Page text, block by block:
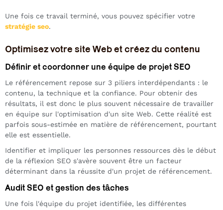
Une fois ce travail terminé, vous pouvez spécifier votre
stratégie seo.
Optimisez votre site Web et créez du contenu
Définir et coordonner une équipe de projet SEO
Le référencement repose sur 3 piliers interdépendants : le
contenu, la technique et la confiance. Pour obtenir des
résultats, il est donc le plus souvent nécessaire de travailler
en équipe sur l'optimisation d'un site Web. Cette réalité est
parfois sous-estimée en matière de référencement, pourtant
elle est essentielle.
Identifier et impliquer les personnes ressources dès le début
de la réflexion SEO s'avère souvent être un facteur
déterminant dans la réussite d'un projet de référencement.
Audit SEO et gestion des tâches
Une fois l'équipe du projet identifiée, les différentes